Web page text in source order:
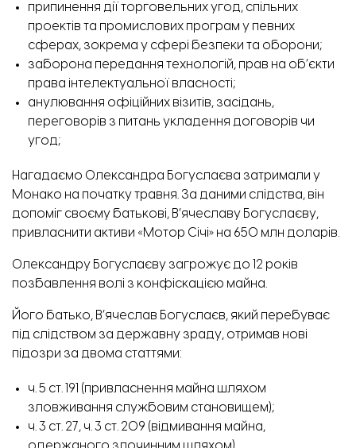
припинення дії торговельних угод, спільних
проектів та промислових програм у певних
сферах, зокрема у сфері безпеки та оборони;
заборона передання технологій, прав на об’єкти
права інтелектуальної власності;
анулювання офіційних візитів, засідань,
переговорів з питань укладення договорів чи
угод;
Нагадаємо Олександра Богуслаєва затримали у
Монако на початку травня. За даними слідства, він
допоміг своєму батькові, В’ячеславу Богуслаєву,
привласнити активи «Мотор Січі» на 650 млн доларів.
Олександру Богуслаєву загрожує до 12 років
позбавлення волі з конфіскацією майна.
Його батько, В’ячеслав Богуслаєв, який перебуває
під слідством за державну зраду, отримав нові
підозри за двома статтями:
ч. 5 ст. 191 (привласнення майна шляхом
зловживання службовим становищем);
ч. 3 ст. 27, ч. 3 ст. 209 (відмивання майна,